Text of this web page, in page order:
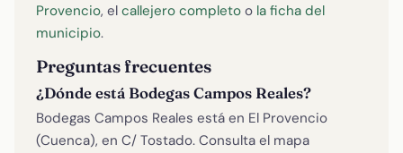
Provencio, el callejero completo o la ficha del
municipio.
Preguntas frecuentes
¿Dónde está Bodegas Campos Reales?
Bodegas Campos Reales está en El Provencio
(Cuenca), en C/ Tostado. Consulta el mapa